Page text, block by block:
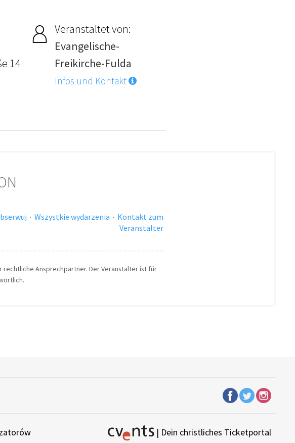
14
Veranstaltet von:
Evangelische-
Freikirche-Fulda
Infos und Kontakt
· Wszystkie wydarzenia · Kontakt zum
Veranstalter
rechtliche Ansprechpartner. Der Veranstalter ist für
| Dein christliches Ticketportal